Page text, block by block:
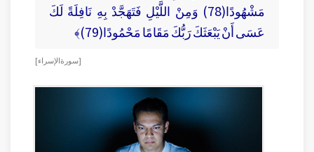
مَشْهُودًا(78) وَمِنْ اللَّيْلِ فَتَهَجَّدْ بِهِ نَافِلَةً لَكَ
عَسَى أَنْ يَبْعَثَكَ رَبُّكَ مَقَامًا مَحْمُودًا(79)﴾
[ سورة الإسراء ]